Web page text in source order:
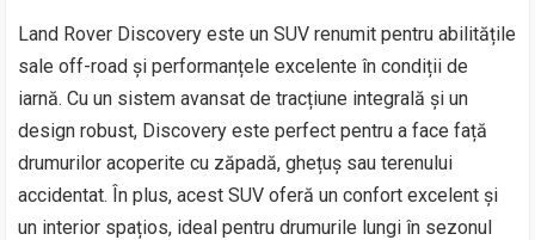
Land Rover Discovery este un SUV renumit pentru abilitățile
sale off-road și performanțele excelente în condiții de
iarnă. Cu un sistem avansat de tracțiune integrală și un
design robust, Discovery este perfect pentru a face față
drumurilor acoperite cu zăpadă, ghețuș sau terenului
accidentat. În plus, acest SUV oferă un confort excelent și
un interior spațios, ideal pentru drumurile lungi în sezonul